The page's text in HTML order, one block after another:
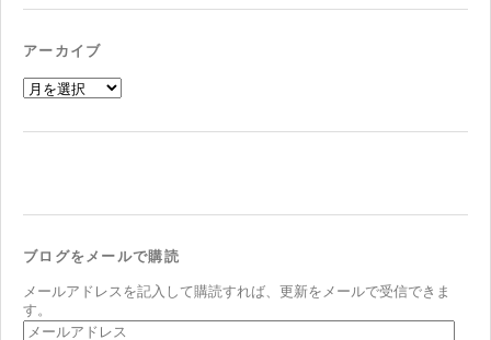
アーカイブ
ア
ー
ブログをメールで購読
メールアドレスを記入して購読すれば、更新をメールで受信できま
す。
メ